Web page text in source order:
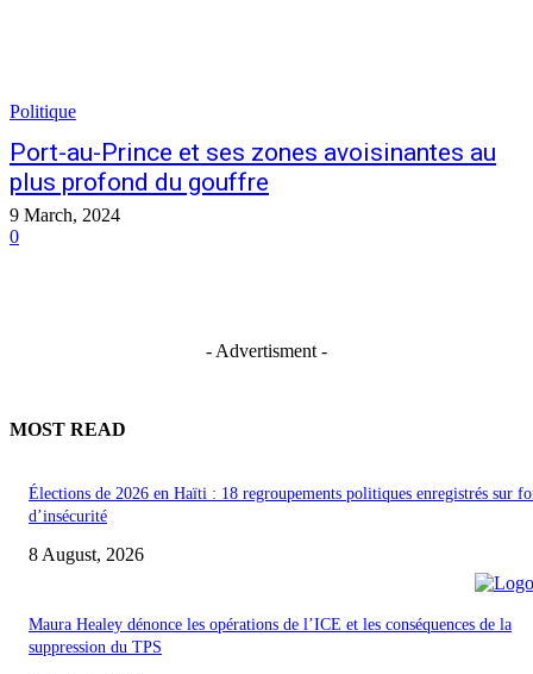
Politique
Port-au-Prince et ses zones avoisinantes au
plus profond du gouffre
9 March, 2024
0
- Advertisment -
MOST READ
Élections de 2026 en Haïti : 18 regroupements politiques enregistrés sur
d’insécurité
8 August, 2026
Maura Healey dénonce les opérations de l’ICE et les conséquences de la
suppression du TPS